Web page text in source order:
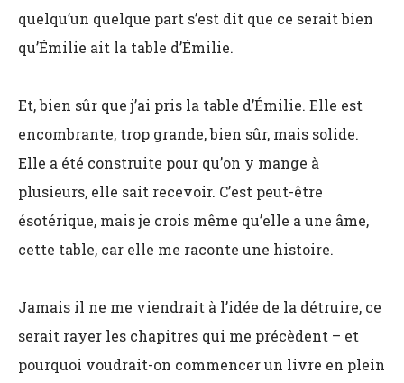
quelqu’un quelque part s’est dit que ce serait bien
qu’Émilie ait la table d’Émilie.
Et, bien sûr que j’ai pris la table d’Émilie. Elle est
encombrante, trop grande, bien sûr, mais solide.
Elle a été construite pour qu’on y mange à
plusieurs, elle sait recevoir. C’est peut-être
ésotérique, mais je crois même qu’elle a une âme,
cette table, car elle me raconte une histoire.
Jamais il ne me viendrait à l’idée de la détruire, ce
serait rayer les chapitres qui me précèdent – et
pourquoi voudrait-on commencer un livre en plein